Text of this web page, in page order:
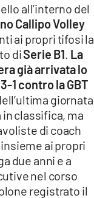
all’interno del
Callipo Volley
ai propri tifosi la
diSerie B1 La
già arrivata lo
1 contro la GBT
giornata
classifica, ma
di coach
ai propri
due anni e a
nel corso
registrato il